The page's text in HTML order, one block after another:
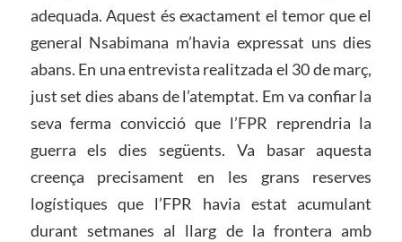
adequada. Aquest és exactament el temor que el
general Nsabimana m’havia expressat uns dies
abans. En una entrevista realitzada el 30 de març,
just set dies abans de l’atemptat. Em va confiar la
seva ferma convicció que l’FPR reprendria la
guerra els dies següents. Va basar aquesta
creença precisament en les grans reserves
logístiques que l’FPR havia estat acumulant
durant setmanes al llarg de la frontera amb